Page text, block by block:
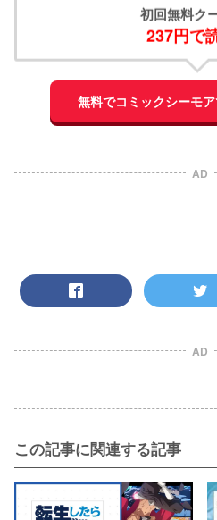
初回無料ク
237円で
無料でコミックシーモ
AD
AD
この記事に関連する記事